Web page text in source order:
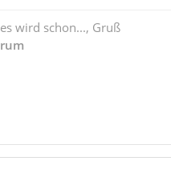
es wird schon..., Gruß
rum